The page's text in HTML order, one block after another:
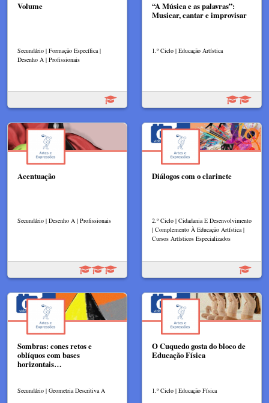
Volume
Secundário | Formação Específica |
Desenho A | Profissionais
“A Música e as palavras”:
Musicar, cantar e improvisar
1.º Ciclo | Educação Artística
Acentuação
Secundário | Desenho A | Profissionais
Diálogos com o clarinete
2.º Ciclo | Cidadania E Desenvolvimento
| Complemento À Educação Artística |
Cursos Artísticos Especializados
Sombras: cones retos e
oblíquos com bases
horizontais…
Secundário | Geometria Descritiva A
O Cuquedo gosta do bloco de
Educação Física
1.º Ciclo | Educação Física